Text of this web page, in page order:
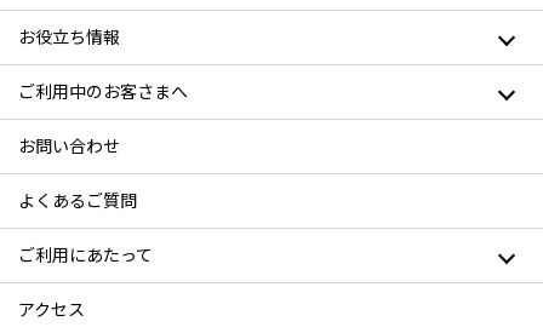
お役立ち情報
ご利用中のお客さまへ
お問い合わせ
よくあるご質問
ご利用にあたって
アクセス